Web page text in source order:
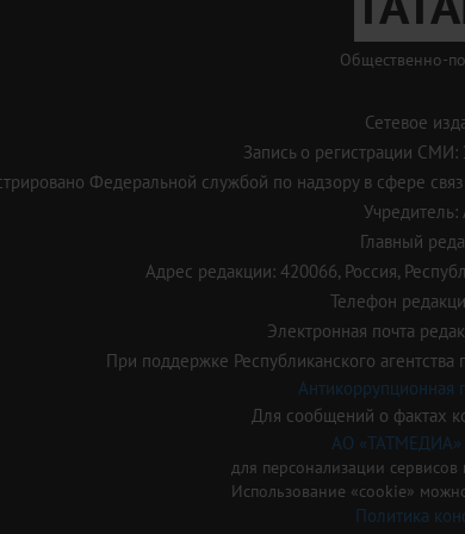
Общественно-
Сетевое
Запись о регистрации
Федеральной службой по надзору в сфере
Главный
Адрес редакции: 420066, Россия,
Телефон
Электронная почта
При поддержке Республиканского
Для сообщений о фактах
АО «ТАТМЕДИА»
для персонализации сервисов
Использование «cookie»
Политика